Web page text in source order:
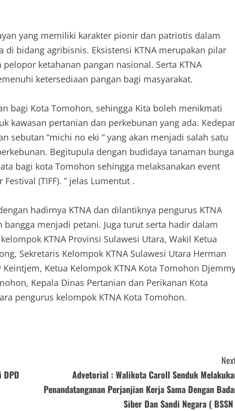
yang memiliki karakter pionir dan patriotis dalam
bidang agribisnis. Eksistensi KTNA merupakan pilar
ketahanan pangan nasional. Serta KTNA
ketersediaan pangan bagi masyarakat.
bagi Kota Tomohon, sehingga Kita boleh menikmati
kawasan pertanian dan perkebunan yang ada.
sebutan “michi no eki “ yang akan menjadi salah satu
Begitupula dengan budidaya tanaman bunga
bagi kota Tomohon sehingga melaksanakan event
(TIFF). ” jelas Lumentut .
hadirnya KTNA dan dilantiknya pengurus KTNA
menjadi petani. Juga turut serta hadir dalam
KTNA Provinsi Sulawesi Utara, Wakil Ketua
Sekretaris Kelompok KTNA Sulawesi Utara Herman
Keintjem, Ketua Kelompok KTNA Kota Tomohon
Kepala Dinas Pertanian dan Perikanan Kota
pengurus kelompok KTNA Kota Tomohon.
Advetorial : Walikota Caroll Senduk
Penandatanganan Perjanjian Kerja Sama Dengan
Siber Dan Sandi Negara (